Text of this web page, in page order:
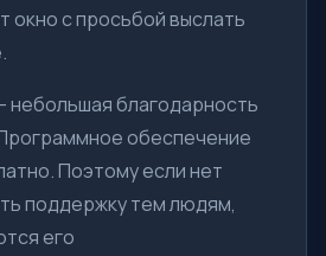
окно с просьбой выслать
небольшая благодарность
обеспечение
Поэтому если нет
поддержку тем людям,
его